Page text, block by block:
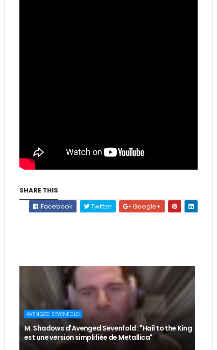
SHARE THIS
Facebook
Twitter Google+
AVENGED SEVENFOLD
M. Shadows d'Avenged Sevenfold : "Hail to the King
est une version simplifiée de Metallica"